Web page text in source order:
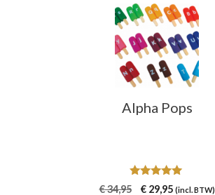
Alpha Pops
5.00
€34,95 Oorspronkelijke
€29,95Huidige
(incl. BTW)